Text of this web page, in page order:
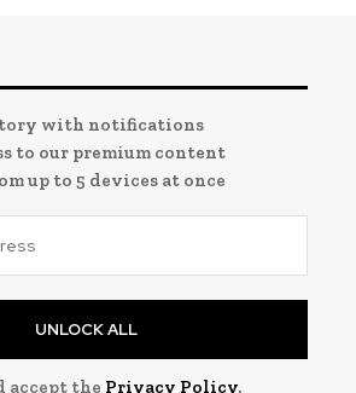
with notifications
to our premium content
up to 5 devices at once
UNLOCK ALL
accept the Privacy Policy.